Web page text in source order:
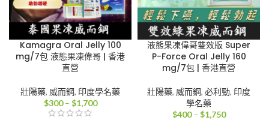
Kamagra Oral Jelly 100
mg/7包 液態果凍偉哥 | 香港
直營
壯陽藥, 威而鋼, 印度學名藥
$300 – $1,700價
液態果凍偉哥雙效版 Super
P-Force Oral Jelly 160
mg/7包 | 香港直營
壯陽藥, 威而鋼, 必利勁, 印度
學名藥
$400 – $1,750價